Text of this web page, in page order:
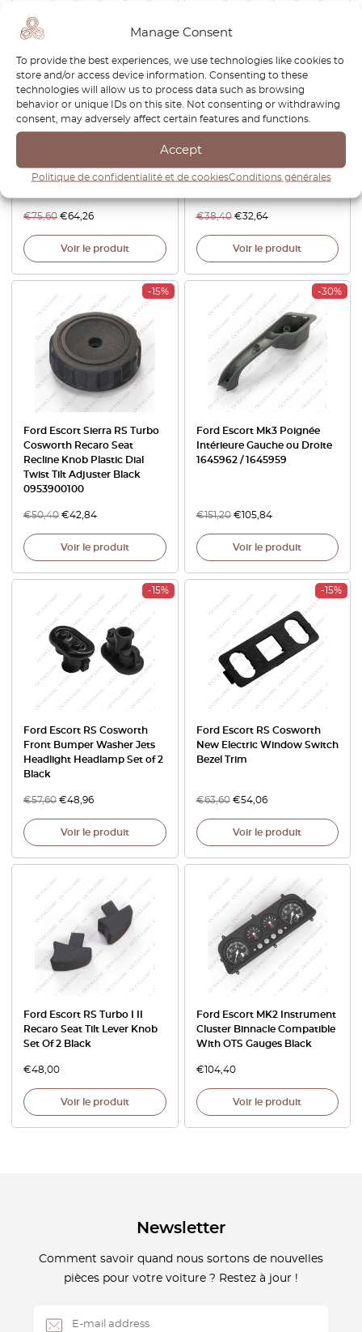
Manage Consent
To provide the best experiences, we use technologies like cookies to
store and/or access device information. Consenting to these
technologies will allow us to process data such as browsing
behavior or unique IDs on this site. Not consenting or withdrawing
consent, may adversely affect certain features and functions.
Accept
Politique de confidentialité et de cookiesConditions générales
Ford Escort RS Cosworth
€75,60 €64,26
Voir le produit
Ford Sierra Cosworth Mk1
Mk2 / Escort Mk3 Capuchon
A04712 / 1661220 Set Of 2
€38,40 €32,64
Voir le produit
-15%
Ford Escort Sierra RS Turbo
Cosworth Recaro Seat
Recline Knob Plastic Dial
Twist Tilt Adjuster Black
0953900100
€50,40 €42,84
Voir le produit
-30%
Ford Escort Mk3 Poignée
Intérieure Gauche ou Droite
1645962 / 1645959
€151,20 € 105,84
Voir le produit
-15%
Ford Escort RS Cosworth
Front Bumper Washer Jets
Headlight Headlamp Set of 2
Black
€57,60 €48,96
Voir le produit
-15%
Ford Escort RS Cosworth
New Electric Window Switch
Bezel Trim
€63,60 €54,06
Voir le produit
Ford Escort RS Turbo I II
Recaro Seat Tilt Lever Knob
Set Of 2 Black
€48,00
Voir le produit
Ford Escort MK2 Instrument
Cluster Binnacle Compatible
With OTS Gauges Black
€ 104,40
Voir le produit
Newsletter
Comment savoir quand nous sortons de nouvelles
pièces pour votre voiture ? Restez à jour !